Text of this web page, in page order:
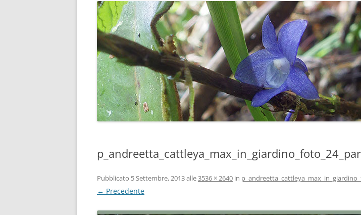
Pubblicato 5 Settembre, 2013alle3536 × 2640 in
← Precedente